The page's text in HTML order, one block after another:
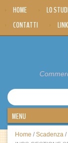
HOME LO
CONTATTI
LINK
Home / Scadenza /